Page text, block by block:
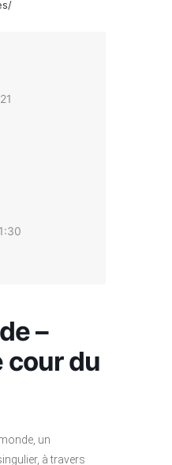
–
cour du
, un
à travers